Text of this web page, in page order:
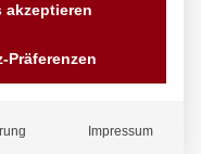
6 Stk.,
akzeptieren
Präferenzen
Impressum